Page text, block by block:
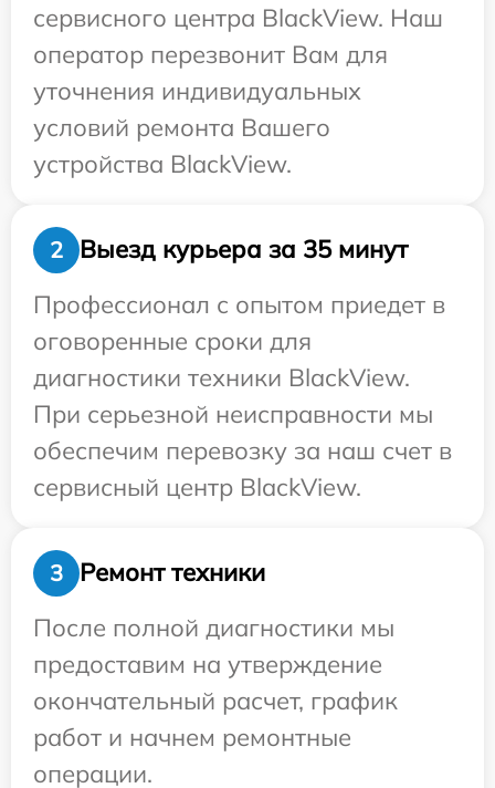
сервисного центра BlackView. Наш
оператор перезвонит Вам для
уточнения индивидуальных
условий ремонта Вашего
устройства BlackView.
2
Выезд курьера за 35 минут
Профессионал с опытом приедет в
оговоренные сроки для
диагностики техники BlackView.
При серьезной неисправности мы
обеспечим перевозку за наш счет в
сервисный центр BlackView.
3
Ремонт техники
После полной диагностики мы
предоставим на утверждение
окончательный расчет, график
работ и начнем ремонтные
операции.